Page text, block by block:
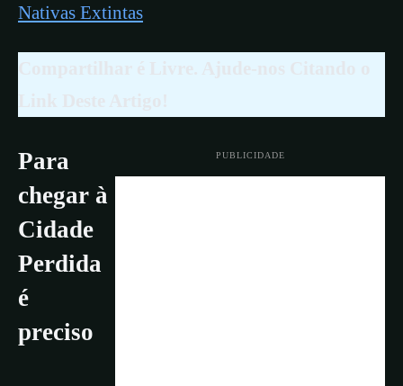
Nativas Extintas
PUBLICIDADE
Para
chegar à
Cidade
Perdida
é
preciso